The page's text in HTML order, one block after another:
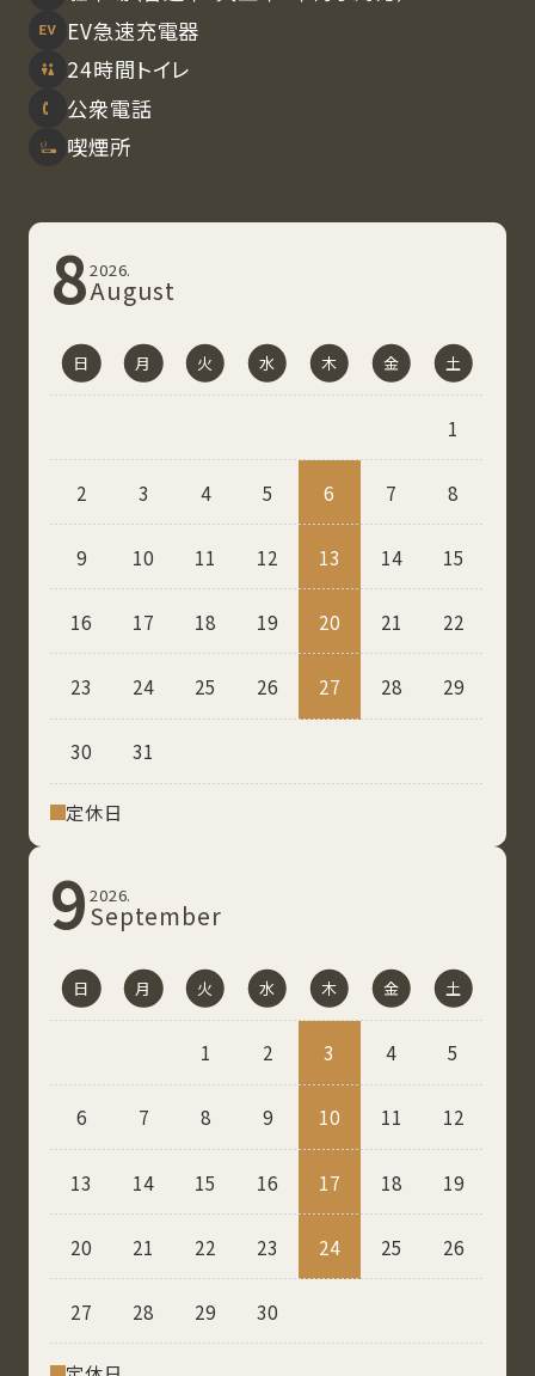
EV急速充電器
24時間トイレ
公衆電話
喫煙所
82026.
August
日 月 火 水 木 金 土
1
2 3 4 5 6 7 8
9 10 11 12 13 14 15
16 17 18 19 20 21 22
23 24 25 26 27 28 29
30 31
定休⽇
92026.
September
日 月 火 水 木 金 土
1 2 3 4 5
6 7 8 9 10 11 12
13 14 15 16 17 18 19
20 21 22 23 24 25 26
27 28 29 30